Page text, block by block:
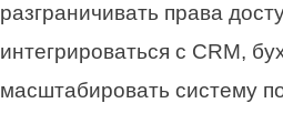
разграничивать права
интегрироваться с CRM,
масштабировать систему